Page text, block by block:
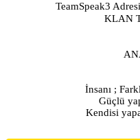
TeamSpeak3
KLAN
İnsanı ;
Güçlü
Kendisi